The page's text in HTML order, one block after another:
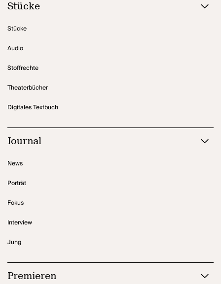
Stücke
Stücke
Audio
Stoffrechte
Theaterbücher
Digitales Textbuch
Journal
News
Porträt
Fokus
Interview
Jung
Premieren